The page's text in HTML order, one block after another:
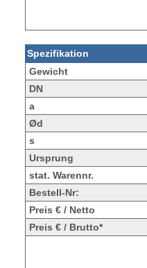
Spezifikation
Gewicht
DN
a
Ød
s
Ursprung
stat. Warennr.
Bestell-Nr:
Preis € / Netto
Preis € / Brutto*